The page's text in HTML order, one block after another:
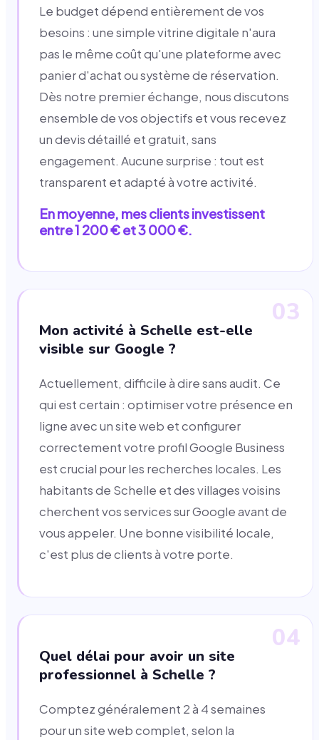
Le budget dépend entièrement de vos
besoins : une simple vitrine digitale n'aura
pas le même coût qu'une plateforme avec
panier d'achat ou système de réservation.
Dès notre premier échange, nous discutons
ensemble de vos objectifs et vous recevez
un devis détaillé et gratuit, sans
engagement. Aucune surprise : tout est
transparent et adapté à votre activité.
En moyenne, mes clients investissent
entre 1 200 € et 3 000 €.
03
Mon activité à Schelle est-elle
visible sur Google ?
Actuellement, difficile à dire sans audit. Ce
qui est certain : optimiser votre présence en
ligne avec un site web et configurer
correctement votre profil Google Business
est crucial pour les recherches locales. Les
habitants de Schelle et des villages voisins
cherchent vos services sur Google avant de
vous appeler. Une bonne visibilité locale,
c'est plus de clients à votre porte.
04
Quel délai pour avoir un site
professionnel à Schelle ?
Comptez généralement 2 à 4 semaines
pour un site web complet, selon la